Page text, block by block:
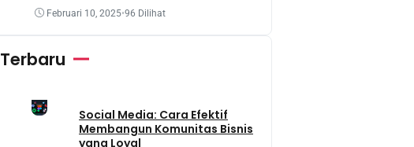
Obat Dengan Memanfaatkan Lahan
Februari 10, 2025•96 Dilihat
Terbaru
Social Media: Cara Efektif
Membangun Komunitas Bisnis
yang Loyal